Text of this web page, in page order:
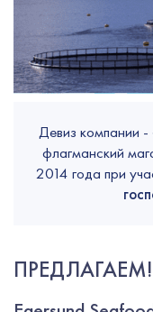
Девиз компании -
флагманский
2014 года при
ПРЕДЛАГАЕМ!